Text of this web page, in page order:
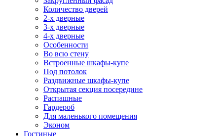
Количество дверей
2-х дверные
3-х дверные
4-х дверные
Особенности
Во всю стену
Встроенные шкафы-купе
Под потолок
Раздвижные шкафы-купе
Открытая секция посередине
Распашные
Гардероб
Для маленького помещения
Эконом
Гостиные